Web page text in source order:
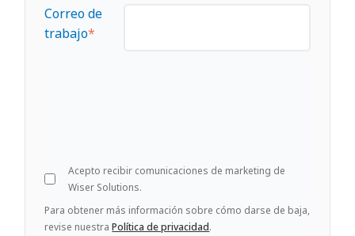
Correo de
trabajo*
Acepto recibir comunicaciones de marketing de
Wiser Solutions.
Para obtener más información sobre cómo darse de baja,
revise nuestraPolítica de privacidad.